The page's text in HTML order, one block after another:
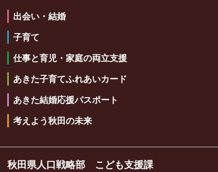
出会い・結婚
子育て
仕事と育児・家庭の両立支援
あきた子育てふれあいカード
あきた結婚応援パスポート
考えよう秋田の未来
秋田県人口戦略部 こども支援課